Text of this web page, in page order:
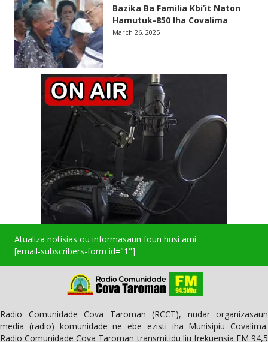
Bazika Ba Familia Kbi’it Naton
Hamutuk-850 Iha Covalima
March 26, 2025
Atualiza notisias ou informasaun foun husi ami
[email-subscribers-form id="1"]
Radio Comunidade Cova Taroman (RCCT), nudar organizasaun
media (radio) komunidade ne ebe ezisti iha Munisipiu Covalima.
Radio Comunidade Cova Taroman transmitidu liu frekuensia FM 94,5